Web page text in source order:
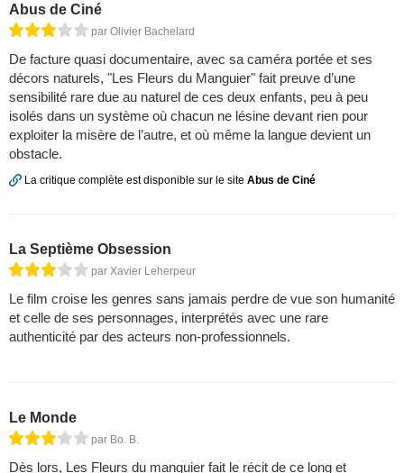
Abus de Ciné
par Olivier Bachelard
De facture quasi documentaire, avec sa caméra portée et ses
décors naturels, "Les Fleurs du Manguier" fait preuve d’une
sensibilité rare due au naturel de ces deux enfants, peu à peu
isolés dans un système où chacun ne lésine devant rien pour
exploiter la misère de l’autre, et où même la langue devient un
obstacle.
La critique complète est disponible sur le site Abus de Ciné
La Septième Obsession
par Xavier Leherpeur
Le film croise les genres sans jamais perdre de vue son humanité
et celle de ses personnages, interprétés avec une rare
authenticité par des acteurs non-professionnels.
Le Monde
par Bo. B.
Dès lors, Les Fleurs du manguier fait le récit de ce long et